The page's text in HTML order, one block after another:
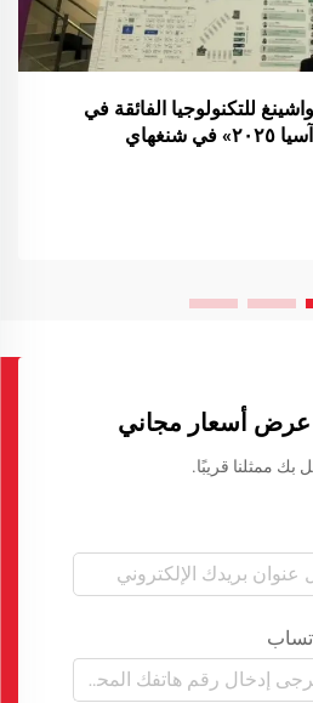
للتكنولوجيا الفائقة في
أسعار مجاني
بك ممثلنا قريبًا.